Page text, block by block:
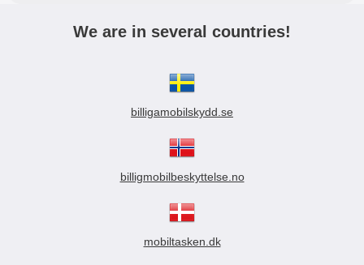
We are in several countries!
billigamobilskydd.se
billigmobilbeskyttelse.no
mobiltasken.dk